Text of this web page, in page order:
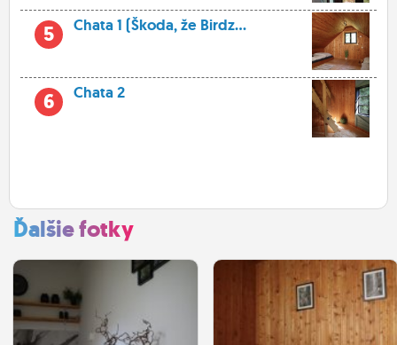
5 Chata 1 (Škoda, že Birdz...
6 Chata 2
Ďalšie fotky